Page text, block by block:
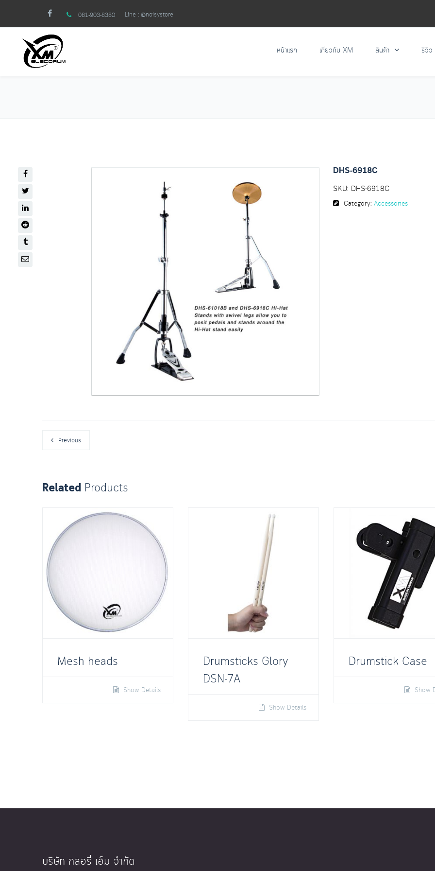
081-903-8380 Line : @noisystore
หน้าแรก เกี่ยวกับ XM สินค้า รีวิว
DHS-6918C
SKU: DHS-6918C
Category:Accessories
Previous
Related Products
Mesh heads
Show Details
Drumsticks Glory
DSN-7A
Show Details
Drumstick Case
Show
บริษัท กลอรี่ เอ็ม จำกัด